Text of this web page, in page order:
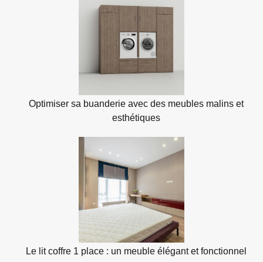
Optimiser sa buanderie avec des meubles malins et
esthétiques
Le lit coffre 1 place : un meuble élégant et fonctionnel